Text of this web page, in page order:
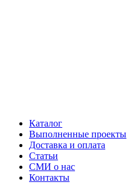
Каталог
Выполненные проекты
Доставка и оплата
Статьи
СМИ о нас
Контакты